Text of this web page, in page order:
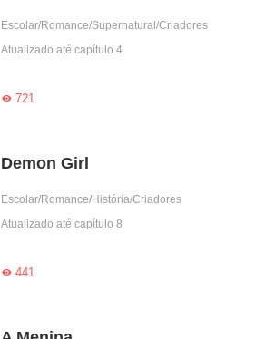
Escolar/Romance/Supernatural/Criadores
Atualizado até capítulo 4
721
Demon Girl
Escolar/Romance/História/Criadores
Atualizado até capítulo 8
441